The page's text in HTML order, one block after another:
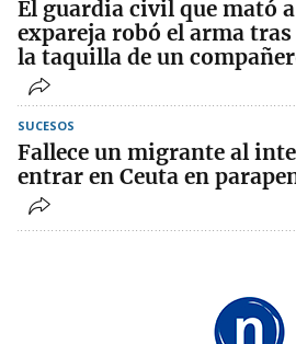
El guardia civil que mató
expareja robó el arma
la taquilla de un
SUCESOS
Fallece un migrante al
entrar en Ceuta en